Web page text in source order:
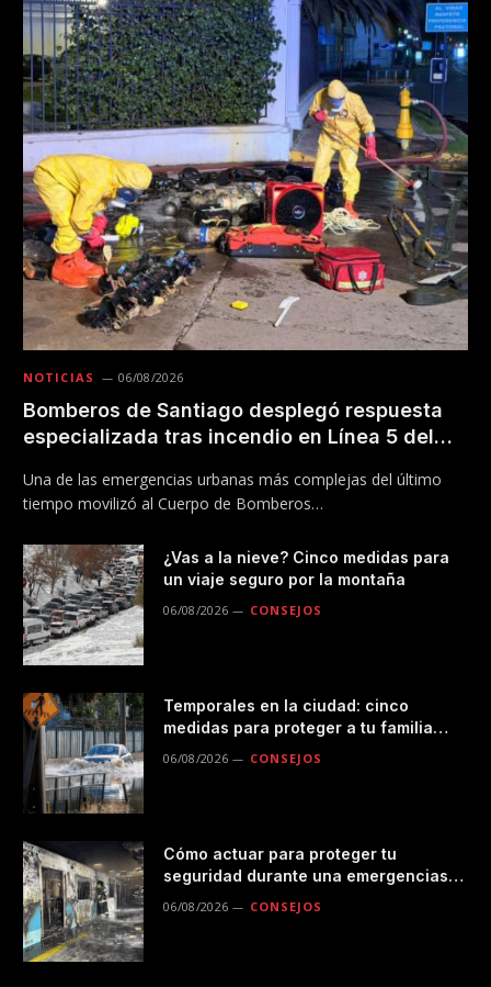
NOTICIAS 06/08/2026
Bomberos de Santiago desplegó respuesta
especializada tras incendio en Línea 5 del
Una de las emergencias urbanas más complejas del último
tiempo movilizó al Cuerpo de Bomberos…
¿Vas a la nieve? Cinco medidas para
un viaje seguro por la montaña
06/08/2026 CONSEJOS
Temporales en la ciudad: cinco
medidas para proteger a tu familia
06/08/2026 CONSEJOS
Cómo actuar para proteger tu
seguridad durante una emergencias
06/08/2026 CONSEJOS